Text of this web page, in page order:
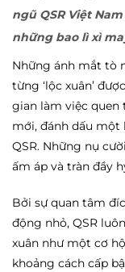
ngũ QSR Việt
những bao lì xì
Những ánh mắt tò
từng ‘lộc xuân’
gian làm việc
mới, đánh dấu một
QSR. Những nụ
ấm áp và tràn đầy
Bởi sự quan tâm
động nhỏ, QSR
xuân như một cơ
khoảng cách cấp